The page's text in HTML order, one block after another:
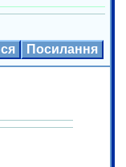
Посилання